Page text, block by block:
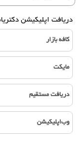
دریافت اپلیکیشن
کافه بازار
مایکت
دریافت مستقیم
وب‌اپلیکیشن